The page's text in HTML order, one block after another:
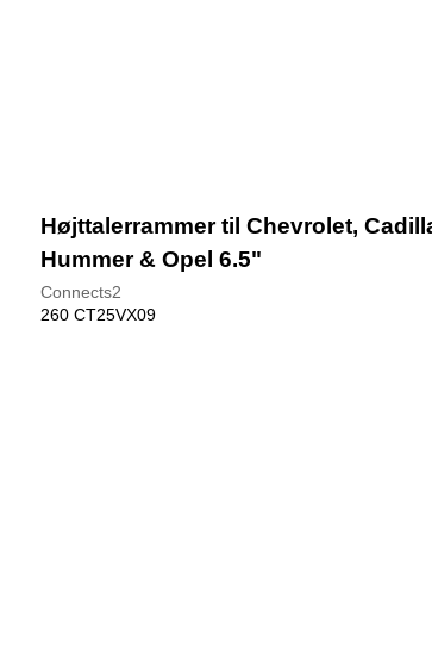
Højttalerrammer til Chevrolet,
Hummer & Opel 6.5"
Connects2
260 CT25VX09